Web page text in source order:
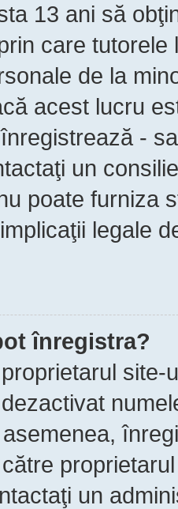
13 ani să
care
de la
acest lucru
-
un
poate furniza
legale
înregistra?
un